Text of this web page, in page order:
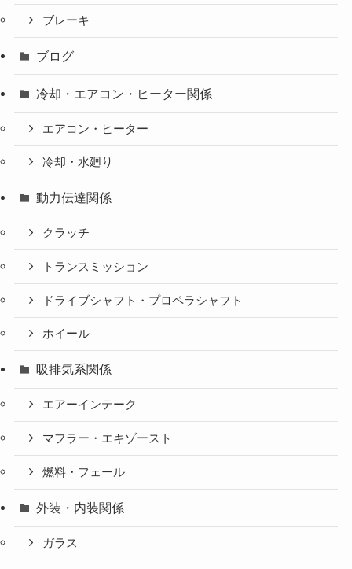
ブレーキ
ブログ
冷却・エアコン・ヒーター関係
エアコン・ヒーター
冷却・水廻り
動力伝達関係
クラッチ
トランスミッション
ドライブシャフト・プロペラシャフト
ホイール
吸排気系関係
エアーインテーク
マフラー・エキゾースト
燃料・フェール
外装・内装関係
ガラス